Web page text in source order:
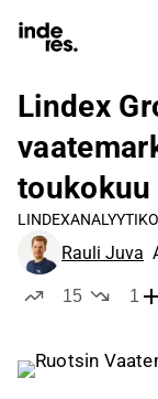
Lindex
toukokuu
LINDEX
Rauli Juva
15
1